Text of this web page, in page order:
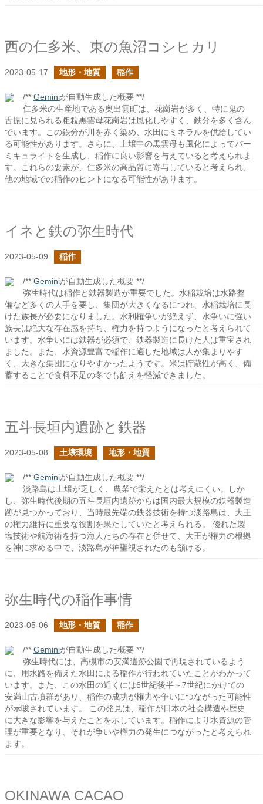
西の仁多米、東の魚沼コシヒカリ
2023-05-17 地形・地質 稲作
/** Geminiが自動生成した概要 **/
仁多米の生産地である奥出雲町は、花崗岩が多く、特に鬼の
舌振に見られる粗粒黒雲母花崗岩は風化しやすく、鉄分を多く含ん
でいます。この鉄分が川を赤く染め、水田にミネラルを供給してい
る可能性があります。さらに、土壌中の黒雲母も風化によってバー
ミキュライトを生成し、稲作に良い影響を与えていると考えられま
す。これらの要素が、仁多米の高品質に寄与していると考えられ、
他の地域での稲作のヒントになる可能性があります。
イネと鉄の弥生時代
2023-05-09 稲作
/** Geminiが自動生成した概要 **/
弥生時代は稲作と鉄器製造が重要でした。水稲栽培は水路整
備など多くの人手を要し、集団が大きくなるにつれ、水稲栽培に長
けた族長が必要になりました。水利権争いが絶えず、水争いに強い
族長は絶大な存在感を持ち、権力を持つようになったと考えられて
います。水争いには鉄器が必須で、鉄器製造に長けた人は重宝され
ました。また、水資源豊富で稲作に適した地域は人が集まりやす
く、大きな集団になりやすかったようです。米は貯蔵性が高く、備
蓄することで食料不足の冬でも飢えを軽減できました。
五斗長垣内遺跡と鉄器
2023-05-08 土壌環境 地形・地質
/** Geminiが自動生成した概要 **/
淡路島は土壌が乏しく、農業で栄えたとは考えにくい。しか
し、弥生時代後期の五斗長垣内遺跡からは国内最大規模の鉄器製造
跡が見つかっており、当時最先端の鉄器技術を持つ淡路島は、大王
の権力維持に重要な役割を果たしていたと考えられる。 優れた製
塩技術や航海術を持つ海人たちの存在と併せて、大王が権力の根拠
を神に求める中で、淡路島が神聖視されたのも頷ける。
弥生時代の稲作事情
2023-05-06 地形・地質 稲作
/** Geminiが自動生成した概要 **/
弥生時代には、高槻市の安満遺跡公園で再現されているよう
に、用水路を備えた水田による稲作が行われていたことがわかって
います。また、この水田の近くには6世紀後半～7世紀にかけての
安満山古墳群があり、稲作の成功が権力や争いにつながった可能性
が示唆されています。 この発見は、稲作が日本の社会構造や歴史
に大きな影響を与えたことを示しています。稲作により水資源の管
理が重要となり、それが争いや権力の発生につながったと考えられ
ます。
OKINAWA CACAO